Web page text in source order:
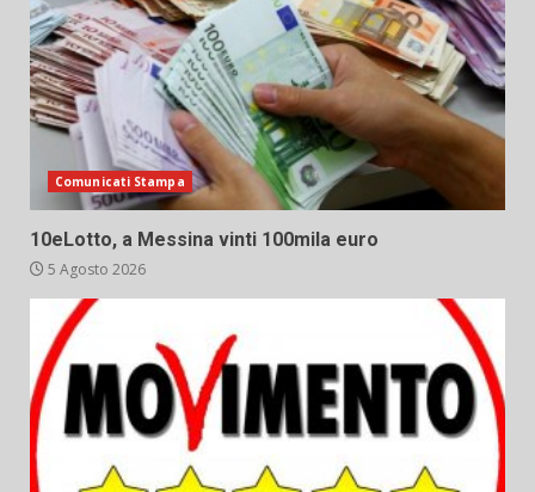
Comunicati Stampa
10eLotto, a Messina vinti 100mila euro
5 Agosto 2026